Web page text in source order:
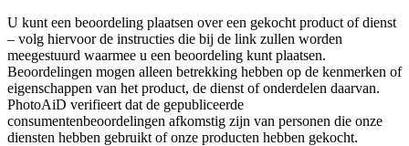
U kunt een beoordeling plaatsen over een gekocht product of dienst
– volg hiervoor de instructies die bij de link zullen worden
meegestuurd waarmee u een beoordeling kunt plaatsen.
Beoordelingen mogen alleen betrekking hebben op de kenmerken of
eigenschappen van het product, de dienst of onderdelen daarvan.
PhotoAiD verifieert dat de gepubliceerde
consumentenbeoordelingen afkomstig zijn van personen die onze
diensten hebben gebruikt of onze producten hebben gekocht.